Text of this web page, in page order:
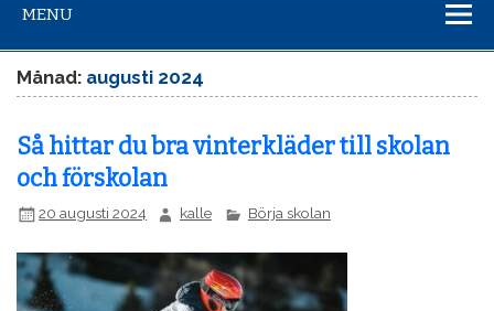
MENU
Månad: augusti 2024
Så hittar du bra vinterkläder till skolan
och förskolan
20 augusti 2024 kalle Börja skolan